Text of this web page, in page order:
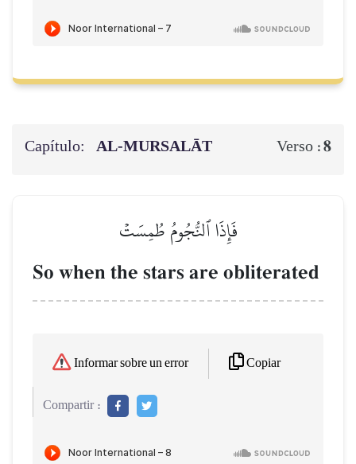
Capítulo: AL‑MURSALĀT Verso :8
فَإِذَا ٱلنُّجُومُ طُمِسَتۡ
So when the stars are obliterated
Informar sobre un error Copiar
Compartir :